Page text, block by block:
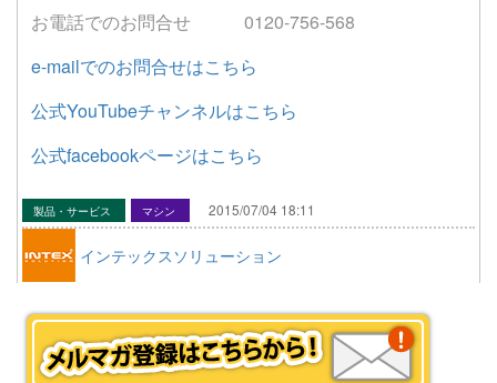
お電話でのお問合せ 0120-756-568
e-mailでのお問合せはこちら
公式YouTubeチャンネルはこちら
公式facebookページはこちら
製品・サービス マシン 2015/07/04 18:11
インテックスソリューション